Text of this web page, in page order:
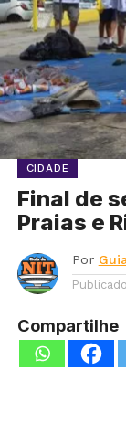
CIDADE
Final de
Praias e
Por
Compartilhe